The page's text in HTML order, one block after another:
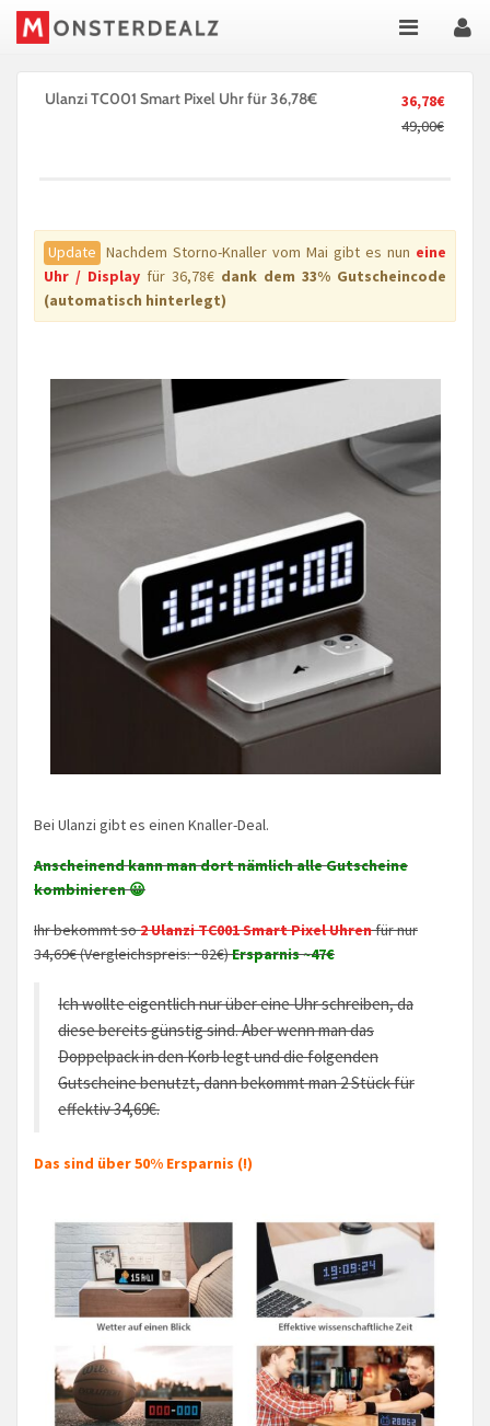
36,78€
49,00€
Ulanzi TC001 Smart Pixel Uhr für 36,78€
Update Nachdem Storno-Knaller vom Mai gibt es nun eine
Uhr / Display für 36,78€ dank dem 33% Gutscheincode
(automatisch hinterlegt)
Bei Ulanzi gibt es einen Knaller-Deal.
Anscheinend kann man dort nämlich alle Gutscheine
kombinieren 😀
Ihr bekommt so2 Ulanzi TC001 Smart Pixel Uhrenfür nur
34,69€ (Vergleichspreis: ~82€)Ersparnis ~47€
Ich wollte eigentlich nur über eine Uhr schreiben, da
diese bereits günstig sind. Aber wenn man das
Doppelpack in den Korb legt und die folgenden
Gutscheine benutzt, dann bekommt man 2 Stück für
effektiv 34,69€.
Das sind über 50% Ersparnis (!)